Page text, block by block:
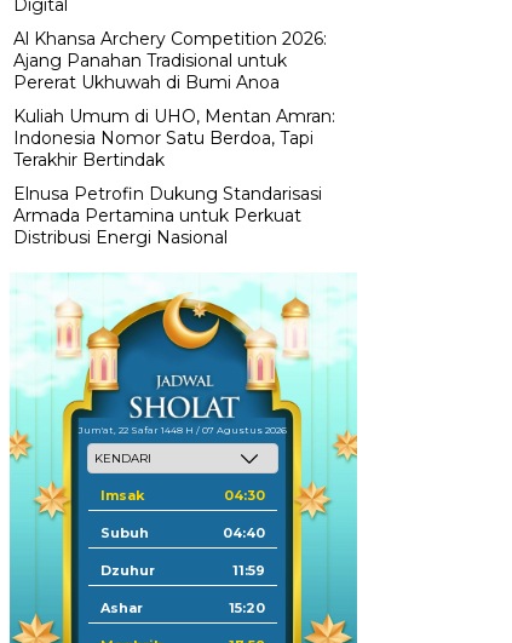
Digital
Al Khansa Archery Competition 2026:
Ajang Panahan Tradisional untuk
Pererat Ukhuwah di Bumi Anoa
Kuliah Umum di UHO, Mentan Amran:
Indonesia Nomor Satu Berdoa, Tapi
Terakhir Bertindak
Elnusa Petrofin Dukung Standarisasi
Armada Pertamina untuk Perkuat
Distribusi Energi Nasional
Jum'at, 22 Safar 1448 H / 07 Agustus 2026
Imsak 04:30
Subuh 04:40
Dzuhur 11:59
Ashar 15:20